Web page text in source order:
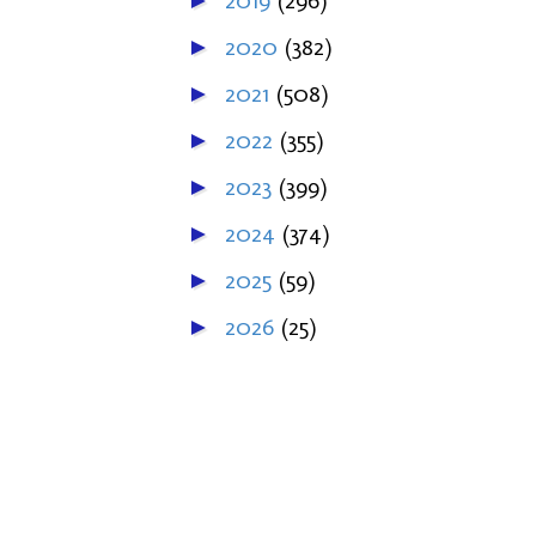
► 2020 (382)
► 2021 (508)
► 2022 (355)
► 2023 (399)
► 2024 (374)
► 2025 (59)
► 2026 (25)